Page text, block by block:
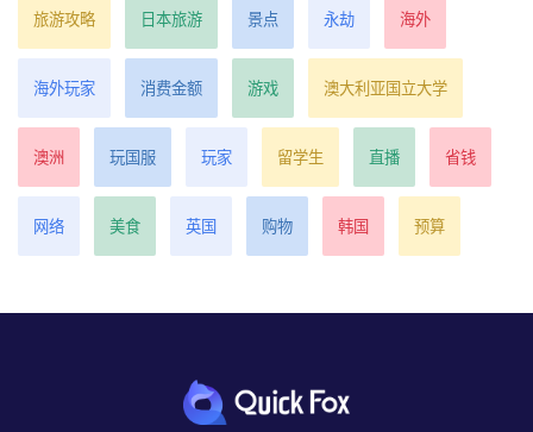
旅游攻略 日本旅游 景点 永劫 海外
海外玩家 消费金额 游戏 澳大利亚国立大学
澳洲 玩国服 玩家 留学生 直播 省钱
网络 美食 英国 购物 韩国 预算